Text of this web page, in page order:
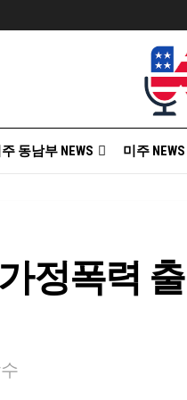
동남부 NEWS 미주 NEWS
정폭력